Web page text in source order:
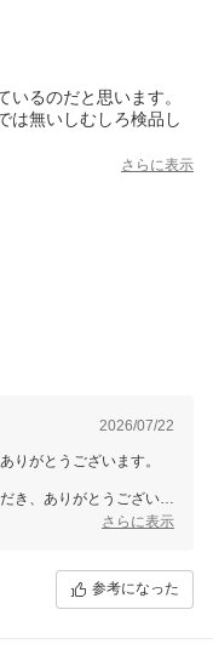
るのだと思います。
は無いしむしろ検品し
したが全く飛びません
もと運びましたが大
無いので外に収納ボ
さらに表示
2026/07/22
りがとうございます。
き、ありがとうございま
包工程の都合上、小さな
記載しておりますが、小
さらに表示
参考になった